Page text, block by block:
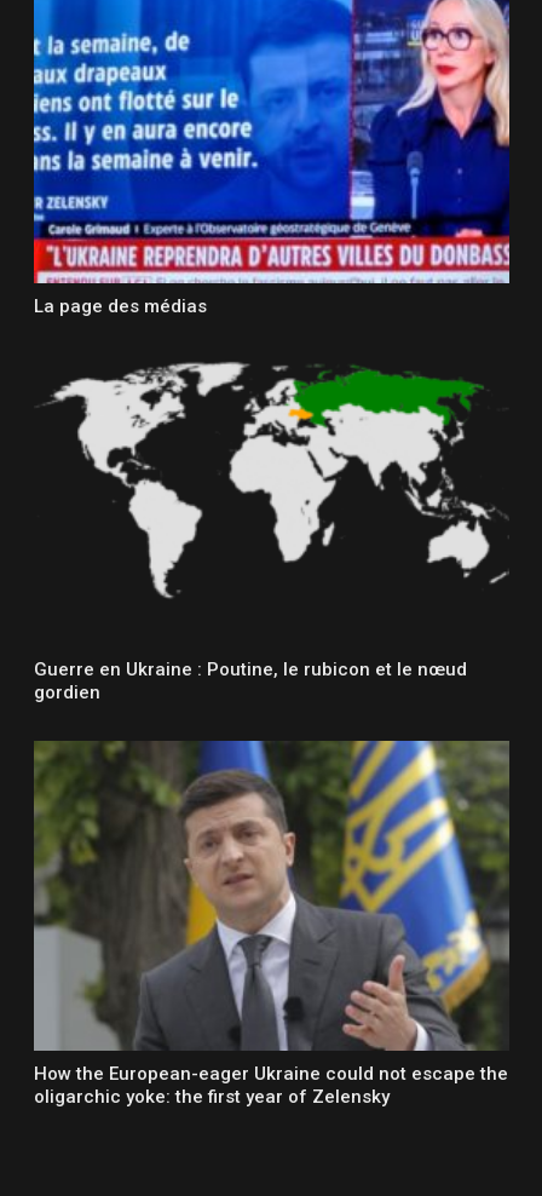
La page des médias
Guerre en Ukraine : Poutine, le rubicon et le nœud
gordien
How the European-eager Ukraine could not escape the
oligarchic yoke: the first year of Zelensky